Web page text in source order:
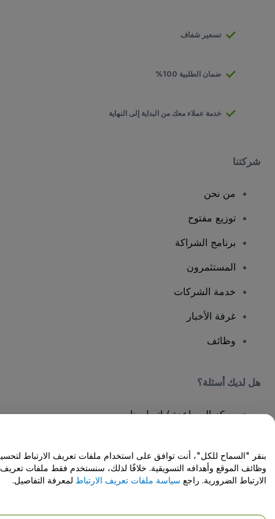
تسعير شفاف
ضمان الطلبية 100%
خدمة عملاء معك من البداية إلى النهاية
شركتنا
من نحن
توزيع مفتوح
برنامج الشراكة
المستثمرون
خدمة الشركات
غرفة الأخبار
وظائف
هل لديك أسئلة؟
مركز المساعدة / اتصل بنا
حقوق النشر © شركة فياجوجو المحدودة 2026
تفاصيل الشركة
لا تشارك معلوماتي الشخصية/خيارات الخصوصية الخاصة بك
بنقر "السماح للكل"، أنت توافق على استخدام ملفات تعريف الارتباط لتحسين
وظائف الموقع وأهدافه التسويقية. خلافًا لذلك، سنستخدم فقط ملفات تعريف
الارتباط الضرورية. راجعسياسة ملفات تعريف الارتباطلمعرفة التفاصيل.